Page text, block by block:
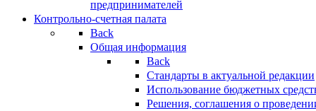
предпринимателей
Контрольно-счетная палата
Back
Общая информация
Back
Стандарты в актуальной редакции
Использование бюджетных
Решения, соглашения о